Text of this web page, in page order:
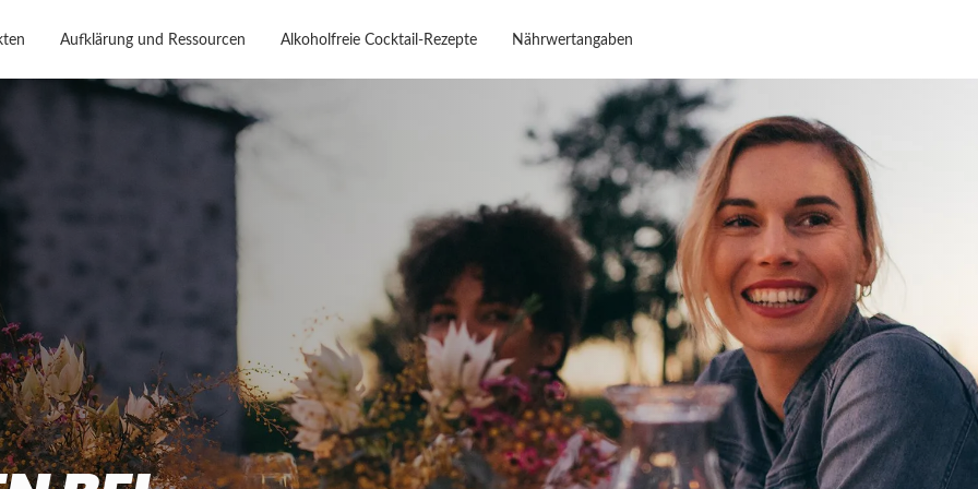
Aufklärung und Ressourcen Alkoholfreie Cocktail-Rezepte Nährwertangaben